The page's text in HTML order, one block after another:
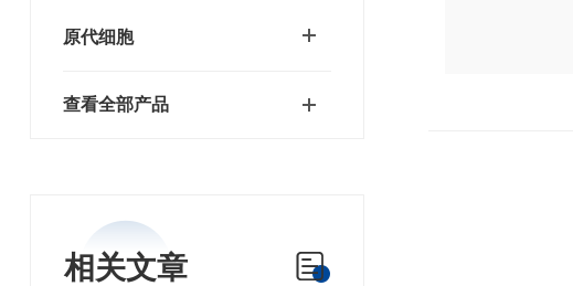
原代细胞
查看全部产品
相关文章